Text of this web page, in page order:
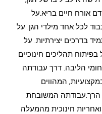
אורח חיים בריא.על
לכל אחד מילדי הגן. על
בדרכים יצירתיות. על
תהליכים חינוכיים
הליבה. דרך עבודתה
המהווים
הרך.עבודתה המשובחת
חינוכית מהמעלה